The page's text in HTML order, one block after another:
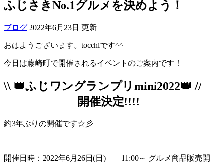
ふじさきNo.1グルメを決めよう！
ブログ 2022年6月23日 更新
おはようございます。tocchiです^^
今日は藤崎町で開催されるイベントのご案内です！
\\ 👑ふじワングランプリmini2022👑 //
開催決定!!!!
約3年ぶりの開催です☆彡
開催日時：2022年6月26日(日) 11:00～ グルメ商品販売開